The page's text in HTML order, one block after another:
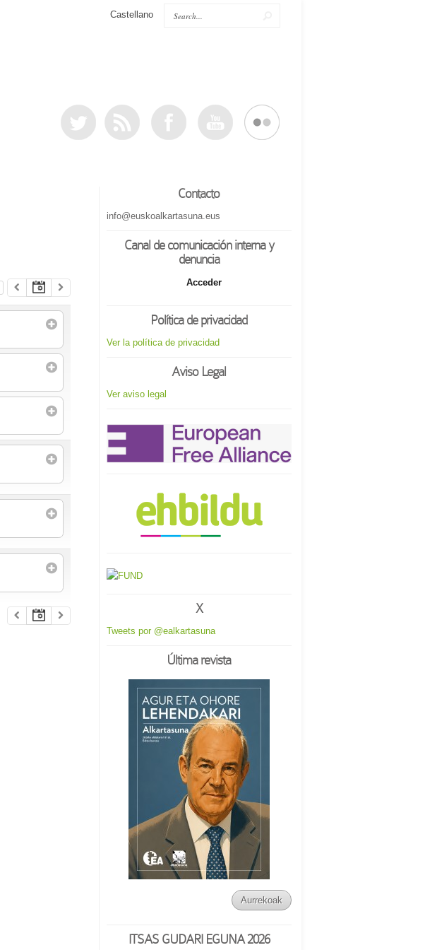
Castellano
Contacto
info@euskoalkartasuna.eus
Canal de comunicación interna y
denuncia
Acceder
Política de privacidad
Ver la política de privacidad
Aviso Legal
Ver aviso legal
X
Tweets por @ealkartasuna
Última revista
Aurrekoak
ITSAS GUDARI EGUNA 2026